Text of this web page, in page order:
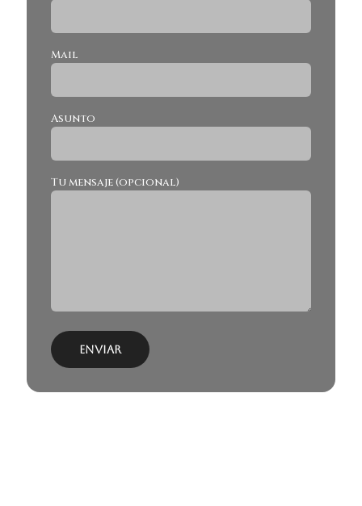
Mail
Asunto
Tu mensaje (opcional)